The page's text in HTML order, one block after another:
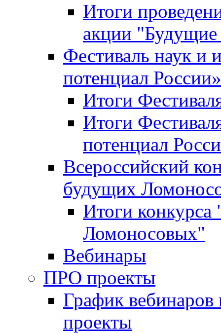
Итоги
акции
Фестиваль наук и
потенциал России»
Итоги
Итоги
потенциал
Всероссийский
будущих
Итоги
Ломоносовых"
Вебинары
ПРО проекты
График
проекты